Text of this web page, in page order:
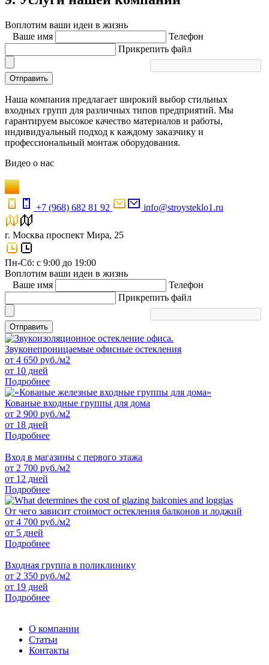
Воплотим ваши идеи в жизнь
Ваше имя
Телефон
Прикрепить файл
Отправить
Наша компания предлагает широкий выбор стильных
входных групп для различных типов предприятий. Мы
гарантируем высокое качество материалов и работы,
индивидуальный подход к каждому заказчику и
профессиональный монтаж оборудования.
Видео о нас
+7 (968) 682 81 92 info@stroysteklo1.ru
г. Москва проспект Мира, 25
Пн-Сб: с 9:00 до 19:00
Воплотим ваши идеи в жизнь
Ваше имя
Телефон
Прикрепить файл
Отправить
Звуконепроницаемые офисные остекления
от 4 650 руб./м2
от 10 дней
Подробнее
Кованые входные группы для дома
от 2 900 руб./м2
от 18 дней
Подробнее
Вход в магазины с первого этажа
от 2 700 руб./м2
от 12 дней
Подробнее
От чего зависит стоимост остекления балконов и лоджий
от 4 700 руб./м2
от 5 дней
Подробнее
Входная группа в поликлинику
от 2 350 руб./м2
от 19 дней
Подробнее
О компании
Статьи
Контакты